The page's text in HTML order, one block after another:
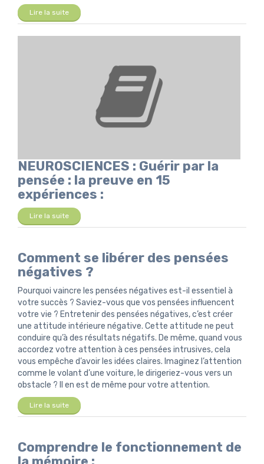
Lire la suite
NEUROSCIENCES : Guérir par la
pensée : la preuve en 15
expériences :
Lire la suite
Comment se libérer des pensées
négatives ?
Pourquoi vaincre les pensées négatives est-il essentiel à
votre succès ? Saviez-vous que vos pensées influencent
votre vie ? Entretenir des pensées négatives, c’est créer
une attitude intérieure négative. Cette attitude ne peut
conduire qu’à des résultats négatifs. De même, quand vous
accordez votre attention à ces pensées intrusives, cela
vous empêche d’avoir les idées claires. Imaginez l’attention
comme le volant d’une voiture, le dirigeriez-vous vers un
obstacle ? Il en est de même pour votre attention.
Lire la suite
Comprendre le fonctionnement de